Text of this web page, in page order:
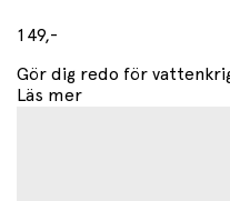
149,-
Gör dig redo för
Läs mer